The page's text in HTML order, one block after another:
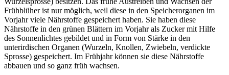
Frühblüher ist nur möglich, weil diese in den Speicherorganen im
Vorjahr viele Nährstoffe gespeichert haben. Sie haben diese
Nährstoffe in den grünen Blättern im Vorjahr als Zucker mit Hilfe
des Sonnenlichtes gebildet und in Form von Stärke in den
unterirdischen Organen (Wurzeln, Knollen, Zwiebeln, verdickte
Sprosse) gespeichert. Im Frühjahr können sie diese Nährstoffe
abbauen und so ganz früh wachsen.